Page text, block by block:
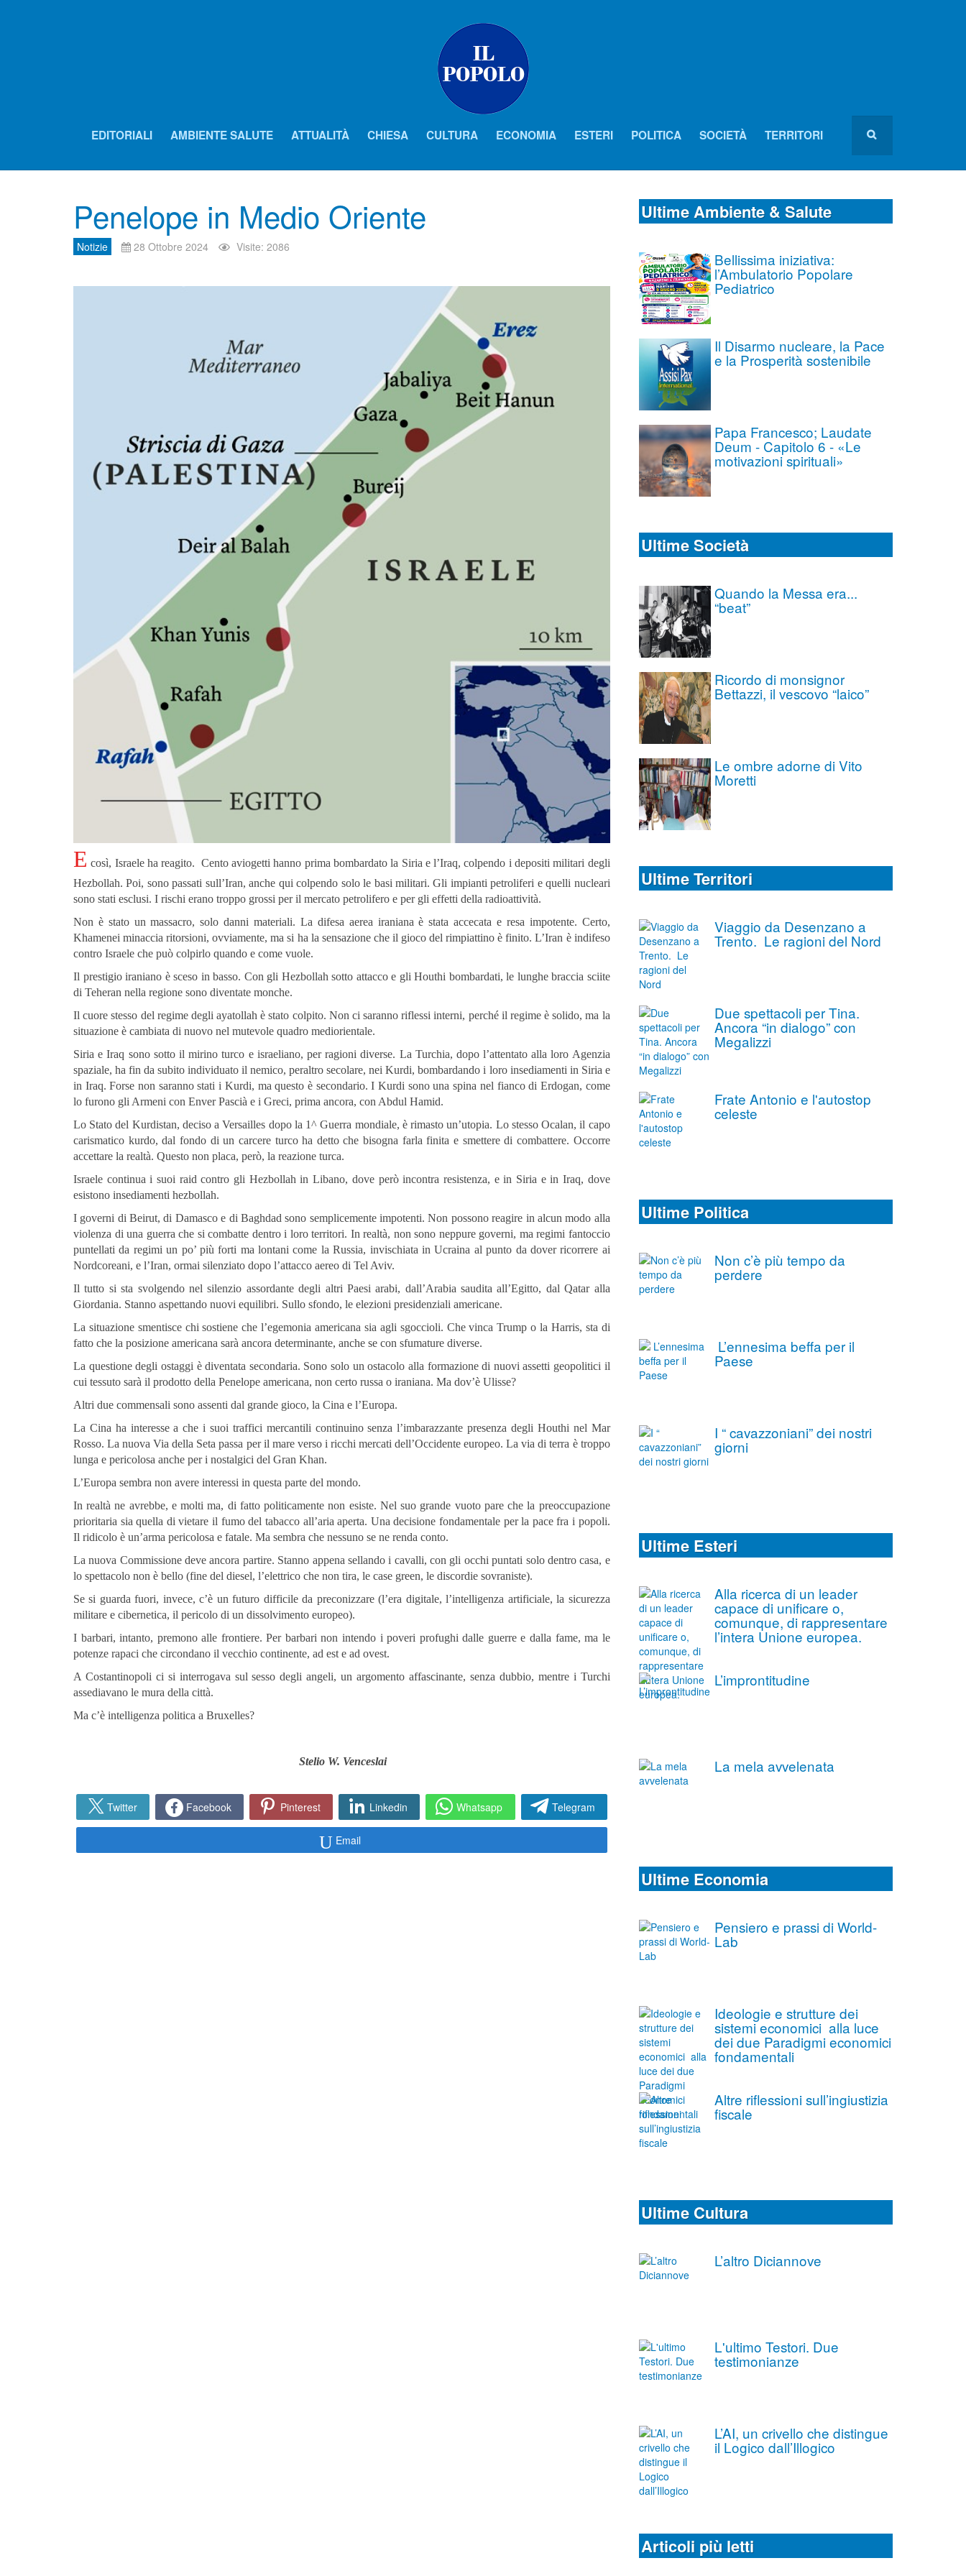
EDITORIALI AMBIENTE SALUTE ATTUALITÀ CHIESA CULTURA ECONOMIA ESTERI POLITICA SOCIETÀ TERRITORI
Penelope in Medio Oriente
Notizie 28 Ottobre 2024 Visite: 2086
E così, Israele ha reagito. Cento aviogetti hanno prima bombardato la Siria e l’Iraq, colpendo i depositi militari degli
Hezbollah. Poi, sono passati sull’Iran, anche qui colpendo solo le basi militari. Gli impianti petroliferi e quelli nucleari
sono stati esclusi. I rischi erano troppo grossi per il mercato petrolifero e per gli effetti della radioattività.
Non è stato un massacro, solo danni materiali. La difesa aerea iraniana è stata accecata e resa impotente. Certo,
Khamenei minaccia ritorsioni, ovviamente, ma si ha la sensazione che il gioco del rimpiattino è finito. L’Iran è indifeso
contro Israele che può colpirlo quando e come vuole.
Il prestigio iraniano è sceso in basso. Con gli Hezbollah sotto attacco e gli Houthi bombardati, le lunghe braccia sciite
di Teheran nella regione sono diventate monche.
Il cuore stesso del regime degli ayatollah è stato colpito. Non ci saranno riflessi interni, perché il regime è solido, ma la
situazione è cambiata di nuovo nel mutevole quadro mediorientale.
Siria e Iraq sono sotto il mirino turco e israeliano, per ragioni diverse. La Turchia, dopo l’attentato alla loro Agenzia
spaziale, ha fin da subito individuato il nemico, peraltro secolare, nei Kurdi, bombardando i loro insediamenti in Siria e
in Iraq. Forse non saranno stati i Kurdi, ma questo è secondario. I Kurdi sono una spina nel fianco di Erdogan, come
lo furono gli Armeni con Enver Pascià e i Greci, prima ancora, con Abdul Hamid.
Lo Stato del Kurdistan, deciso a Versailles dopo la 1^ Guerra mondiale, è rimasto un’utopia. Lo stesso Ocalan, il capo
carismatico kurdo, dal fondo di un carcere turco ha detto che bisogna farla finita e smettere di combattere. Occorre
accettare la realtà. Questo non placa, però, la reazione turca.
Israele continua i suoi raid contro gli Hezbollah in Libano, dove però incontra resistenza, e in Siria e in Iraq, dove
esistono insediamenti hezbollah.
I governi di Beirut, di Damasco e di Baghdad sono semplicemente impotenti. Non possono reagire in alcun modo alla
violenza di una guerra che si combatte dentro i loro territori. In realtà, non sono neppure governi, ma regimi fantoccio
puntellati da regimi un po’ più forti ma lontani come la Russia, invischiata in Ucraina al punto da dover ricorrere ai
Nordcoreani, e l’Iran, ormai silenziato dopo l’attacco aereo di Tel Aviv.
Il tutto si sta svolgendo nel silenzio assordante degli altri Paesi arabi, dall’Arabia saudita all’Egitto, dal Qatar alla
Giordania. Stanno aspettando nuovi equilibri. Sullo sfondo, le elezioni presidenziali americane.
La situazione smentisce chi sostiene che l’egemonia americana sia agli sgoccioli. Che vinca Trump o la Harris, sta di
fatto che la posizione americana sarà ancora determinante, anche se con sfumature diverse.
La questione degli ostaggi è diventata secondaria. Sono solo un ostacolo alla formazione di nuovi assetti geopolitici il
cui tessuto sarà il prodotto della Penelope americana, non certo russa o iraniana. Ma dov’è Ulisse?
Altri due commensali sono assenti dal grande gioco, la Cina e l’Europa.
La Cina ha interesse a che i suoi traffici mercantili continuino senza l’imbarazzante presenza degli Houthi nel Mar
Rosso. La nuova Via della Seta passa per il mare verso i ricchi mercati dell’Occidente europeo. La via di terra è troppo
lunga e pericolosa anche per i nostalgici del Gran Khan.
L’Europa sembra non avere interessi in questa parte del mondo.
In realtà ne avrebbe, e molti ma, di fatto politicamente non esiste. Nel suo grande vuoto pare che la preoccupazione
prioritaria sia quella di vietare il fumo del tabacco all’aria aperta. Una decisione fondamentale per la pace fra i popoli.
Il ridicolo è un’arma pericolosa e fatale. Ma sembra che nessuno se ne renda conto.
La nuova Commissione deve ancora partire. Stanno appena sellando i cavalli, con gli occhi puntati solo dentro casa, e
lo spettacolo non è bello (fine del diesel, l’elettrico che non tira, le case green, le discordie sovraniste).
Se si guarda fuori, invece, c’è un futuro difficile da preconizzare (l’era digitale, l’intelligenza artificiale, la sicurezza
militare e cibernetica, il pericolo di un dissolvimento europeo).
I barbari, intanto, premono alle frontiere. Per barbari non intendo i poveri profughi dalle guerre e dalla fame, ma le
potenze rapaci che circondano il vecchio continente, ad est e ad ovest.
A Costantinopoli ci si interrogava sul sesso degli angeli, un argomento affascinante, senza dubbio, mentre i Turchi
assediavano le mura della città.
Ma c’è intelligenza politica a Bruxelles?
Stelio W. Venceslai
Twitter Facebook Pinterest Linkedin Whatsapp Telegram
Email
Ultime Ambiente & Salute
Bellissima iniziativa:
l’Ambulatorio Popolare
Pediatrico
Il Disarmo nucleare, la Pace
e la Prosperità sostenibile
Papa Francesco; Laudate
Deum - Capitolo 6 - «Le
motivazioni spirituali»
Ultime Società
Quando la Messa era...
“beat”
Ricordo di monsignor
Bettazzi, il vescovo “laico”
Le ombre adorne di Vito
Moretti
Ultime Territori
Viaggio da Desenzano a
Trento. Le ragioni del Nord
Due spettacoli per Tina.
Ancora “in dialogo” con
Megalizzi
Frate Antonio e l'autostop
celeste
Ultime Politica
Non c’è più tempo da
perdere
L’ennesima beffa per il
Paese
I “ cavazzoniani” dei nostri
giorni
Ultime Esteri
Alla ricerca di un leader
capace di unificare o,
comunque, di rappresentare
l’intera Unione europea.
L’improntitudine
La mela avvelenata
Ultime Economia
Pensiero e prassi di World-
Lab
Ideologie e strutture dei
sistemi economici alla luce
dei due Paradigmi economici
fondamentali
Altre riflessioni sull’ingiustizia
fiscale
Ultime Cultura
L’altro Diciannove
L'ultimo Testori. Due
testimonianze
L’AI, un crivello che distingue
il Logico dall’Illogico
Articoli più letti